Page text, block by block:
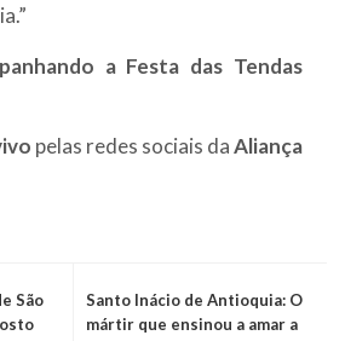
a Festa das Tendas
pelas redes sociais daAliança
São
Santo Inácio de Antioquia: O
mártir que ensinou a amar a